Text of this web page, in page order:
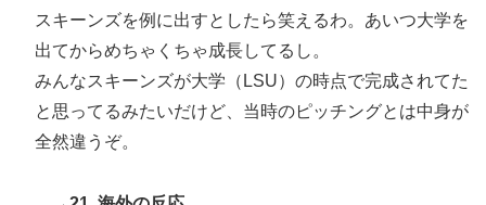
スキーンズを例に出すとしたら笑えるわ。あいつ大学を
出てからめちゃくちゃ成長してるし。
みんなスキーンズが大学（LSU）の時点で完成されてた
と思ってるみたいだけど、当時のピッチングとは中身が
全然違うぞ。